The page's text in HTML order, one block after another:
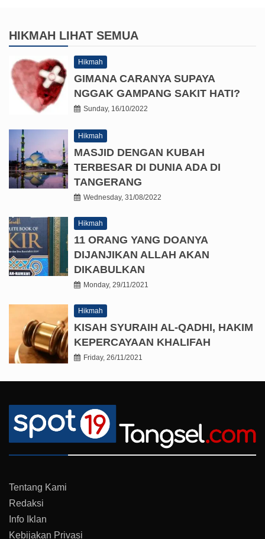
HIKMAH LIHAT SEMUA
Hikmah
GIMANA CARANYA SUPAYA
NGGAK GAMPANG SAKIT HATI?
Sunday, 16/10/2022
Hikmah
MASJID DENGAN KUBAH
TERBESAR DI DUNIA ADA DI
TANGERANG
Wednesday, 31/08/2022
Hikmah
11 ORANG YANG DOANYA
DIJANJIKAN ALLAH AKAN
DIKABULKAN
Monday, 29/11/2021
Hikmah
KISAH SYURAIH AL-QADHI, HAKIM
KEPERCAYAAN KHALIFAH
Friday, 26/11/2021
Tentang Kami
Redaksi
Info Iklan
Kebijakan Privasi